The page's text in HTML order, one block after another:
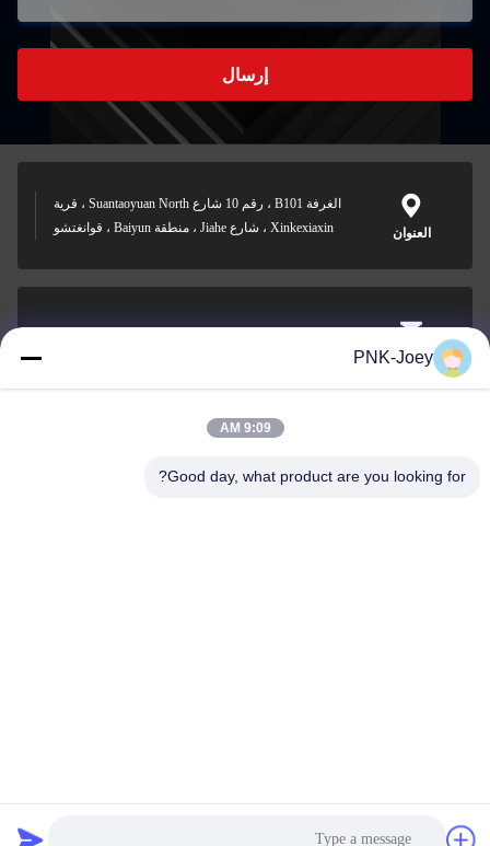
إرسال
العنوان
الغرفة B101 ، رقم 10 شارع Suantaoyuan North ، قرية
Xinkexiaxin ، شارع Jiahe ، منطقة Baiyun ، قوانغتشو
البريد
xianzhihao@gzxingchao.info
008613580404923
PNK-Joey
9:09 AM
Good day, what product are you looking for?